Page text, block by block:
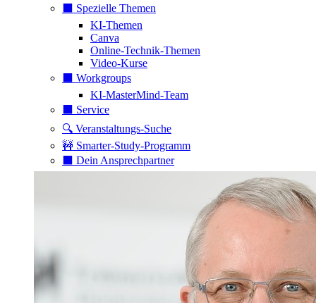
⬛️ Spezielle Themen
KI-Themen
Canva
Online-Technik-Themen
Video-Kurse
⬛️ Workgroups
KI-MasterMind-Team
⬛️ Service
🔍 Veranstaltungs-Suche
🚧 Smarter-Study-Programm
⬛️ Dein Ansprechpartner